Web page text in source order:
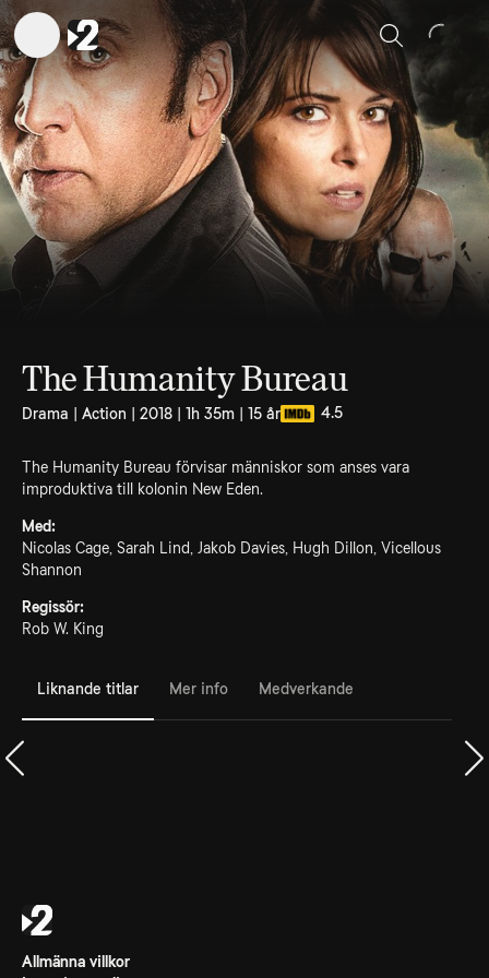
Sök
The Humanity Bureau
Drama | Action | 2018 | 1h 35m | 15 år 4.5
The Humanity Bureau förvisar människor som anses vara
improduktiva till kolonin New Eden.
Med:
Nicolas Cage, Sarah Lind, Jakob Davies, Hugh Dillon, Vicellous
Shannon
Regissör:
Rob W. King
Liknande titlar Mer info Medverkande
Allmänna villkor